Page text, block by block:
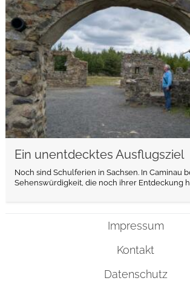
Ein unentdecktes Ausflugsziel
Noch sind Schulferien in Sachsen. In Caminau
Sehenswürdigkeit, die noch ihrer Entdeckung
Impressum
Kontakt
Datenschutz